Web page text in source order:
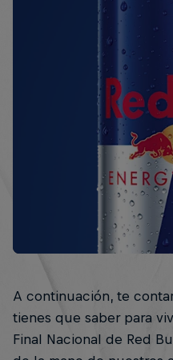
A continuación, te
tienes que saber para
Final Nacional de Red